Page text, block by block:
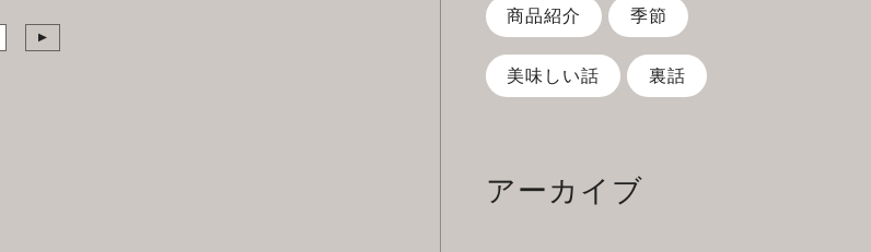
▲
商品紹介 季節
美味しい話 裏話
アーカイブ